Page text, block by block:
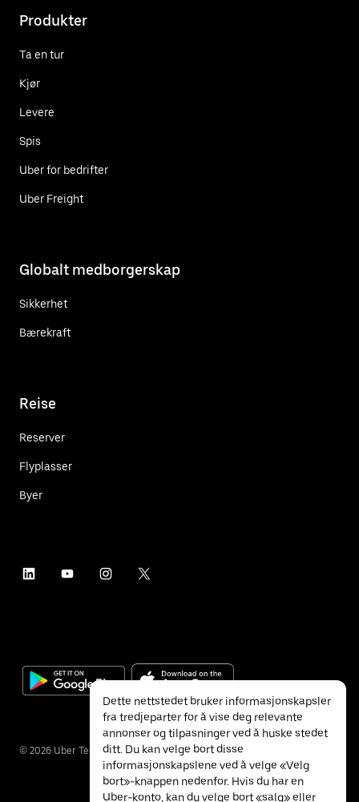
Produkter
Ta en tur
Kjør
Levere
Spis
Uber for bedrifter
Uber Freight
Globalt medborgerskap
Sikkerhet
Bærekraft
Reise
Reserver
Flyplasser
Byer
© 2026 Uber Technologies Inc.
Dette nettstedet bruker informasjonskapsler
fra tredjeparter for å vise deg relevante
annonser og tilpasninger ved å huske stedet
ditt. Du kan velge bort disse
informasjonskapslene ved å velge «Velg
bort»-knappen nedenfor. Hvis du har en
Uber-konto, kan du velge bort «salg» eller